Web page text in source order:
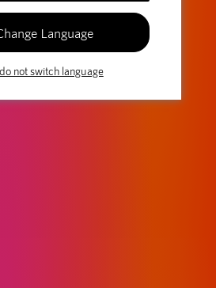
Language
not switch language